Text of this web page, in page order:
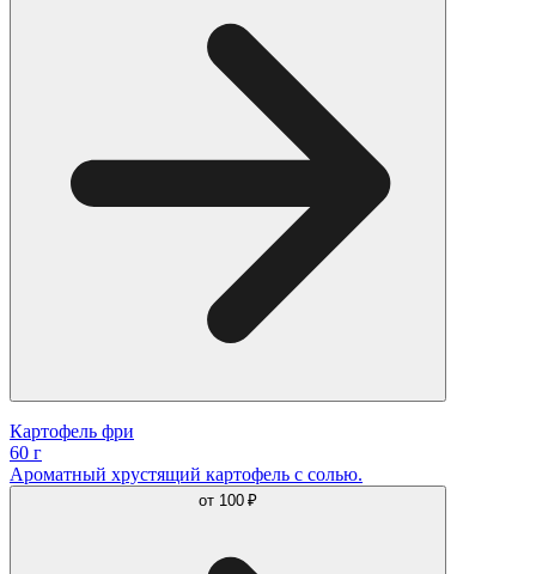
Картофель фри
60 г
Ароматный хрустящий картофель с солью.
от 100 ₽